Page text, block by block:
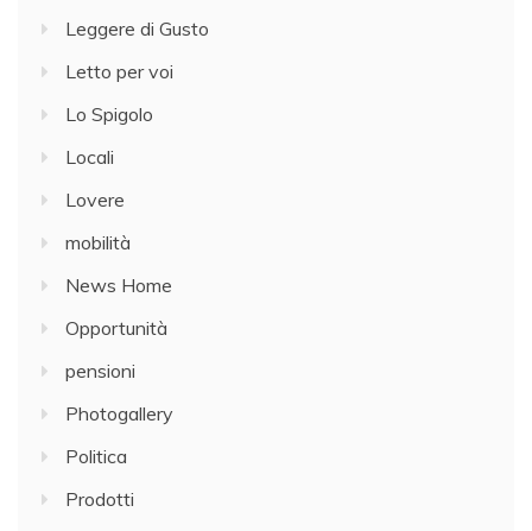
Leggere di Gusto
Letto per voi
Lo Spigolo
Locali
Lovere
mobilità
News Home
Opportunità
pensioni
Photogallery
Politica
Prodotti